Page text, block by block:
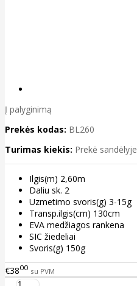
Į palyginimą
Prekės kodas: BL260
Turimas kiekis: Prekė sandėlyje
Ilgis(m) 2,60m
Daliu sk. 2
Uzmetimo svoris(g) 3-15g
Transp.ilgis(cm) 130cm
EVA medžiagos rankena
SIC žiedeliai
Svoris(g) 150g
€3800 su PVM